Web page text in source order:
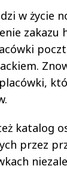
w życie
katalog
przez